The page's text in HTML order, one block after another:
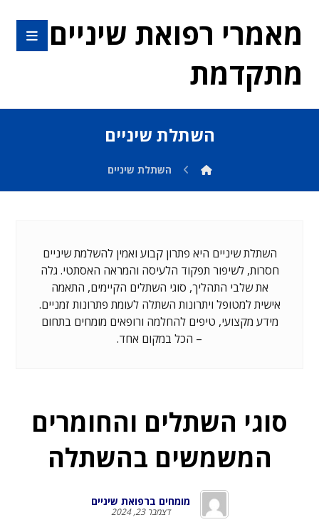
מאמרי רפואת שיניים
מתקדמת
השתלת שיניים
השתלת שיניים
השתלת שיניים היא פתרון קבוע ואמין להשלמת שיניים
חסרות, לשיפור תפקוד הלעיסה והמראה האסתטי. גלה
את שלבי התהליך, סוגי השתלים הקיימים, התאמה
אישית למטופל ויתרונות השתלה לעומת פתרונות זמניים.
מידע מקצועי, טיפים להחלמה ורופאים מומחים בתחום
– הכל במקום אחד.
סוגי השתלים והחומרים
המשמשים בהשתלה
מומחים ברפואת שיניים
דצמבר 23, 2024